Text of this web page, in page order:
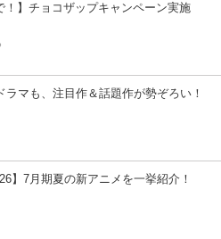
！】チョコザップキャンペーン実施
ラマも、注目作＆話題作が勢ぞろい！
】7月期夏の新アニメを一挙紹介！